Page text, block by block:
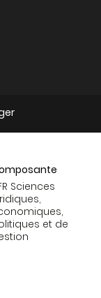
Sciences
et de